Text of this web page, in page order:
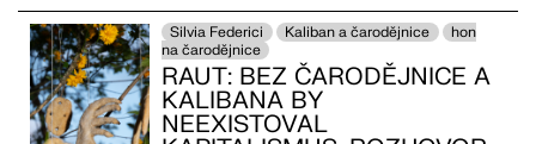
Silvia Federici Kaliban a čarodějnice
hon
na čarodějnice
RAUT: ​​BEZ ČARODĚJNICE A
KALIBANA BY
NEEXISTOVAL